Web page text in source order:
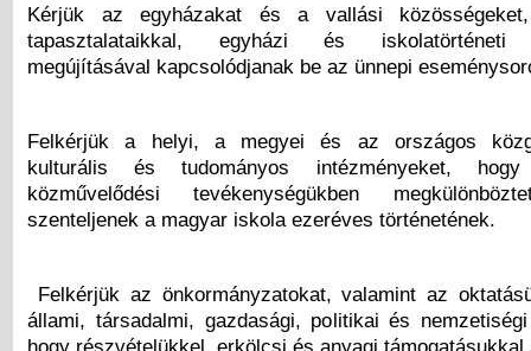
Kérjük az egyházakat és a vallási
tapasztalataikkal, egyházi és iskolatörténeti
megújításával kapcsolódjanak be az ün­nepi
Felkérjük a helyi, a megyei és az országos
kulturális és tudományos intézményeket, hogy
közművelődési tevékenységükben
szenteljenek a magyar iskola ezer­éves történetének.
Felkérjük az önkormányzatokat, valamint az
állami, társadalmi, gazdasági, politikai és